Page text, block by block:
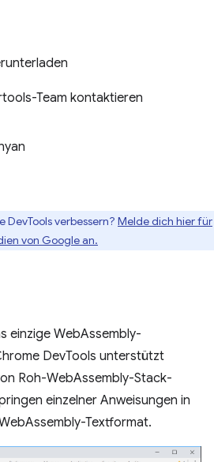
Team kontaktieren
DevTools verbessern? Melde dich hier für
von Google an.
einzige WebAssembly-
DevTools unterstützt
Roh-WebAssembly-Stack-
einzelner Anweisungen in
Textformat.